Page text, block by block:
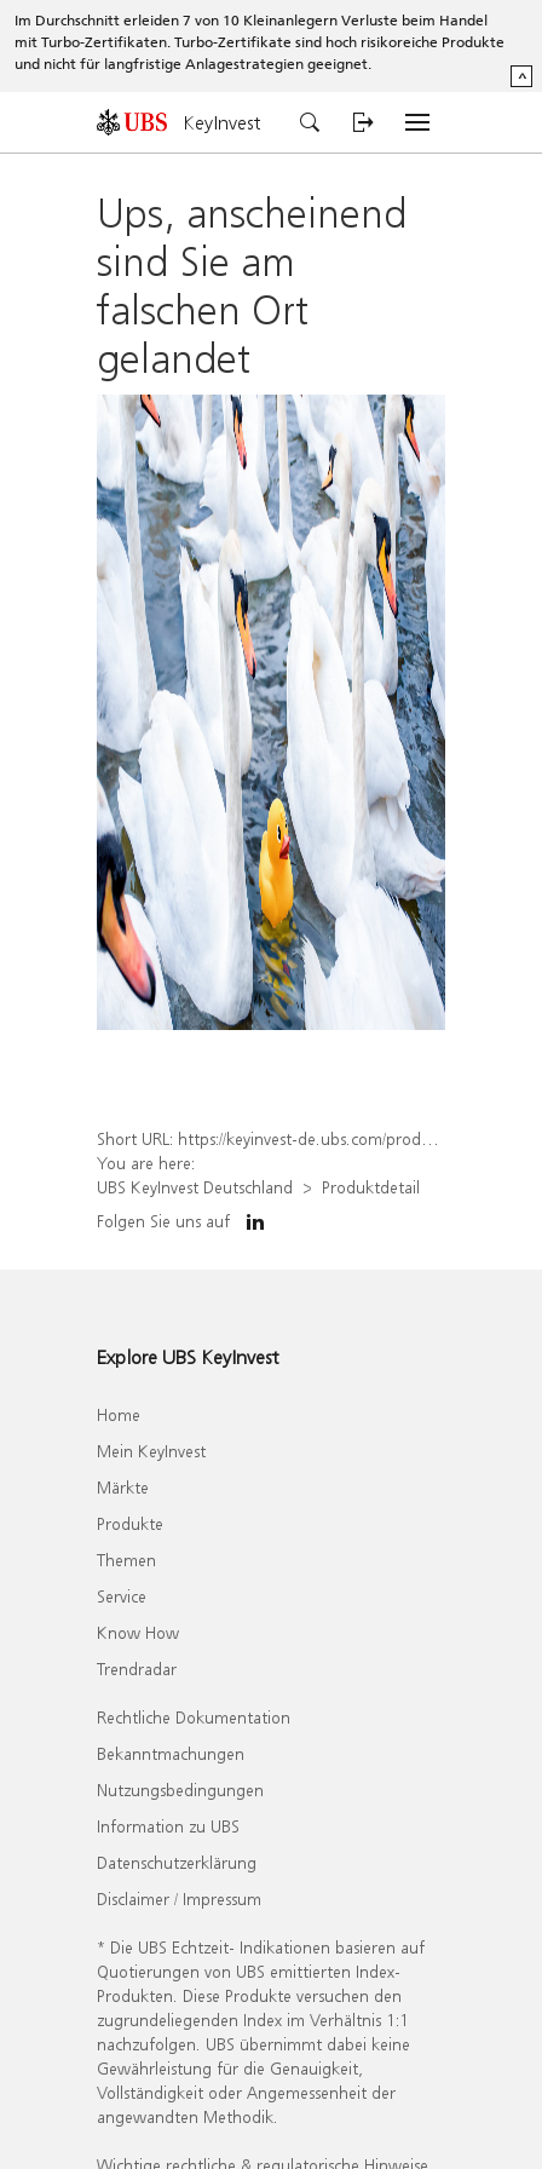
Im Durchschnitt erleiden 7 von 10 Kleinanlegern Verluste beim Handel
mit Turbo-Zertifikaten. Turbo-Zertifikate sind hoch risikoreiche Produkte
und nicht für langfristige Anlagestrategien geeignet.
^
KeyInvest
Ups, anscheinend
sind Sie am
falschen Ort
gelandet
Short URL: https://keyinvest-de.ubs.com/produkt/detail/index/isin/DE000WA9HH53
You are here:
UBS KeyInvest Deutschland
Produktdetail
Folgen Sie uns auf
Explore UBS KeyInvest
Home
Mein KeyInvest
Märkte
Produkte
Themen
Service
Know How
Trendradar
Rechtliche Dokumentation
Bekanntmachungen
Nutzungsbedingungen
Information zu UBS
Datenschutzerklärung
Disclaimer / Impressum
* Die UBS Echtzeit- Indikationen basieren auf
Quotierungen von UBS emittierten Index-
Produkten. Diese Produkte versuchen den
zugrundeliegenden Index im Verhältnis 1:1
nachzufolgen. UBS übernimmt dabei keine
Gewährleistung für die Genauigkeit,
Vollständigkeit oder Angemessenheit der
angewandten Methodik.